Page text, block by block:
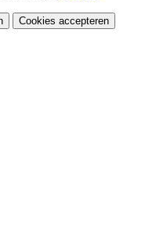
Cookies accepteren